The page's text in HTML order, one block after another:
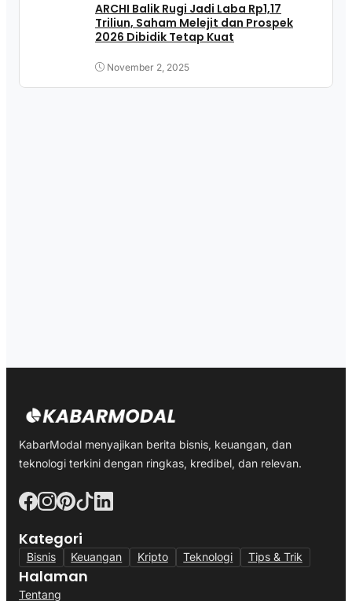
ARCHI Balik Rugi Jadi Laba Rp1,17
Triliun, Saham Melejit dan Prospek
2026 Dibidik Tetap Kuat
November 2, 2025
KabarModal menyajikan berita bisnis, keuangan, dan
teknologi terkini dengan ringkas, kredibel, dan relevan.
Kategori
Bisnis Keuangan Kripto Teknologi Tips & Trik
Halaman
Tentang